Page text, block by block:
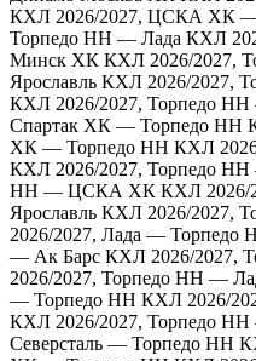
КХЛ 2026/2027, ЦСКА ХК
Торпедо НН — Лада КХЛ
Минск ХК КХЛ 2026/2027,
Ярославль КХЛ 2026/2027,
КХЛ 2026/2027, Торпедо
Спартак ХК — Торпедо НН
ХК — Торпедо НН КХЛ
КХЛ 2026/2027, Торпедо
НН — ЦСКА ХК КХЛ 2026/
Ярославль КХЛ 2026/2027,
2026/2027, Лада — Торпедо
— Ак Барс КХЛ 2026/2027,
2026/2027, Торпедо НН —
— Торпедо НН КХЛ 2026/
КХЛ 2026/2027, Торпедо
Северсталь — Торпедо НН